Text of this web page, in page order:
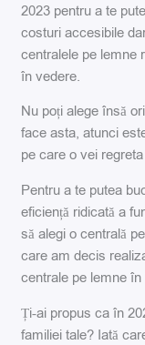
2023 pentru a te
costuri accesibile
centralele pe lemne
în vedere.
Nu poți alege însă
face asta, atunci
pe care o vei
Pentru a te putea
eficiență ridicată a
să alegi o centrală
care am decis
centrale pe lemne în
Ți-ai propus ca în
familiei tale? Iată